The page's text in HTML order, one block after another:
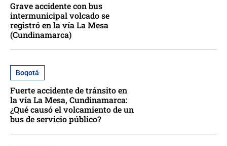
Grave accidente con bus
intermunicipal volcado se
registró en la vía La Mesa
(Cundinamarca)
Bogotá
Fuerte accidente de tránsito en
la vía La Mesa, Cundinamarca:
¿Qué causó el volcamiento de un
bus de servicio público?